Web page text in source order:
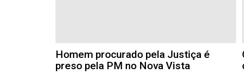
Homem procurado pela Justiça é
preso pela PM no Nova Vista